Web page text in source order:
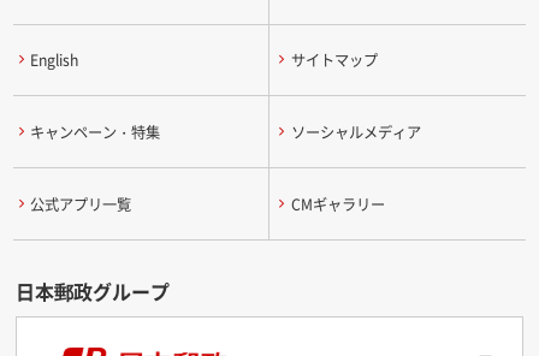
English サイトマップ
キャンペーン・特集 ソーシャルメディア
公式アプリ一覧 CMギャラリー